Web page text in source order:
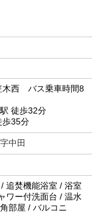
木西 バス乗車時間8
徒歩32分
歩35分
中田
追焚機能浴室 / 浴室
ワー付洗面台 / 温水
部屋 / バルコニ